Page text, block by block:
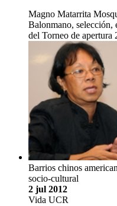
Magno Matarrita
Balonmano, selección,
del Torneo de apertura
Barrios chinos
socio-cultural
2 jul 2012
Vida UCR